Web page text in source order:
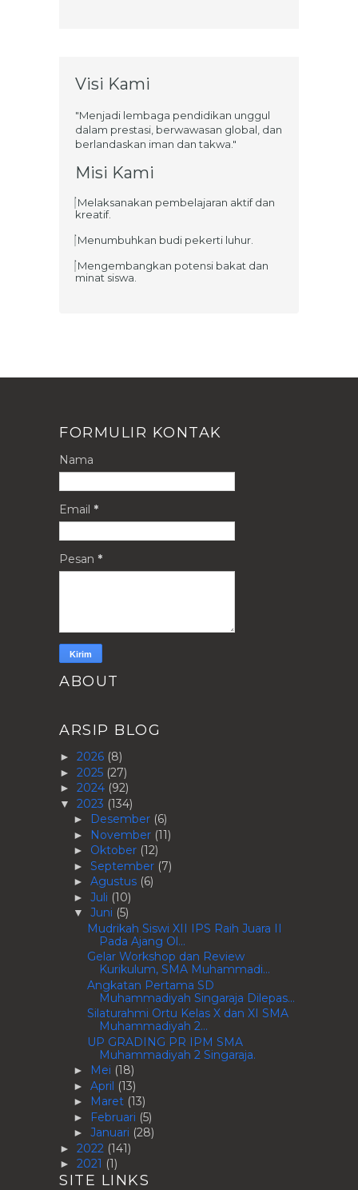
Visi Kami
"Menjadi lembaga pendidikan unggul
dalam prestasi, berwawasan global, dan
berlandaskan iman dan takwa."
Misi Kami
Melaksanakan pembelajaran aktif dan
kreatif.
Menumbuhkan budi pekerti luhur.
Mengembangkan potensi bakat dan
minat siswa.
FORMULIR KONTAK
Nama
Email *
Pesan *
ABOUT
ARSIP BLOG
► 2026 (8)
► 2025 (27)
► 2024 (92)
▼ 2023 (134)
► Desember (6)
► November (11)
► Oktober (12)
► September (7)
► Agustus (6)
► Juli (10)
▼ Juni (5)
Mudrikah Siswi XII IPS Raih Juara II
Pada Ajang Ol...
Gelar Workshop dan Review
Kurikulum, SMA Muhammadi...
Angkatan Pertama SD
Muhammadiyah Singaraja Dilepas...
Silaturahmi Ortu Kelas X dan XI SMA
Muhammadiyah 2...
UP GRADING PR IPM SMA
Muhammadiyah 2 Singaraja.
► Mei (18)
► April (13)
► Maret (13)
► Februari (5)
► Januari (28)
► 2022 (141)
► 2021 (1)
SITE LINKS